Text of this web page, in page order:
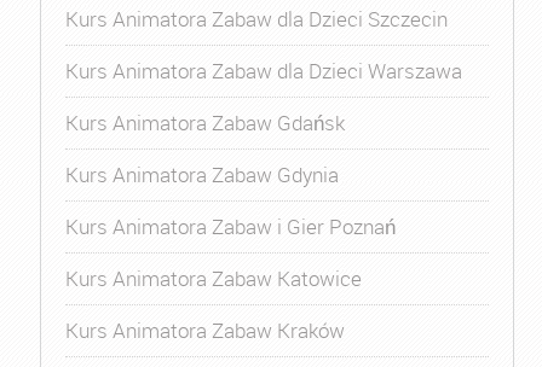
Kurs Animatora Zabaw dla Dzieci Szczecin
Kurs Animatora Zabaw dla Dzieci Warszawa
Kurs Animatora Zabaw Gdańsk
Kurs Animatora Zabaw Gdynia
Kurs Animatora Zabaw i Gier Poznań
Kurs Animatora Zabaw Katowice
Kurs Animatora Zabaw Kraków